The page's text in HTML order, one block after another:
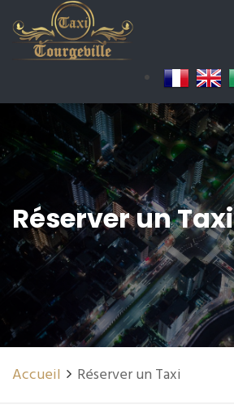
Réserver un Taxi
Accueil Réserver un Taxi